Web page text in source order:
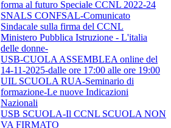
forma al futuro Speciale CCNL 2022-24
SNALS CONFSAL-Comunicato
Sindacale sulla firma del CCNL
Ministero Pubblica Istruzione - L'italia
delle donne-
USB-CUOLA ASSEMBLEA online del
14-11-2025-dalle ore 17:00 alle ore 19:00
UIL SCUOLA RUA-Seminario di
formazione-Le nuove Indicazioni
Nazionali
USB SCUOLA-Il CCNL SCUOLA NON
VA FIRMATO